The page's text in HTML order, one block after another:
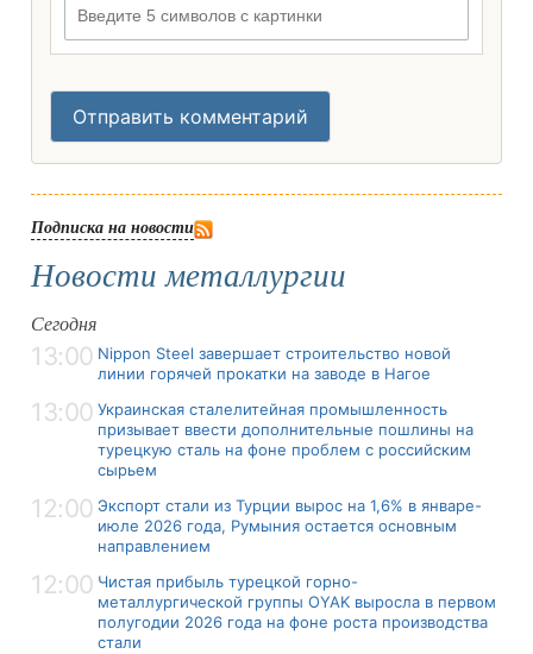
Отправить комментарий
Подписка на новости
Новости металлургии
Сегодня
13:00 Nippon Steel завершает строительство новой
линии горячей прокатки на заводе в Нагое
13:00 Украинская сталелитейная промышленность
призывает ввести дополнительные пошлины на
турецкую сталь на фоне проблем с российским
сырьем
12:00 Экспорт стали из Турции вырос на 1,6% в январе-
июле 2026 года, Румыния остается основным
направлением
12:00 Чистая прибыль турецкой горно-
металлургической группы OYAK выросла в первом
полугодии 2026 года на фоне роста производства
стали